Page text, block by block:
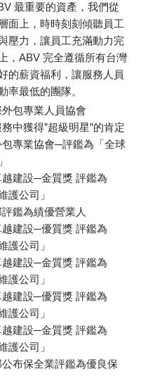
最重要的資產，我們從
面上，時時刻刻傾聽員工
壓力，讓員工充滿動力完
，ABV 完全遵循所有台灣
的薪資福利，讓服務人員
率最低的團隊。
外包專業人員協會
中獲得”超級明星”的肯定
包專業協會─評鑑為「全球
越建設─金質獎 評鑑為
護公司」
評鑑為績優營業人
越建設─優質獎 評鑑為
護公司」
越建設─金質獎 評鑑為
護公司」
越建設─優質獎 評鑑為
護公司」
越建設─金質獎 評鑑為
護公司」
公布保全業評鑑為優良保